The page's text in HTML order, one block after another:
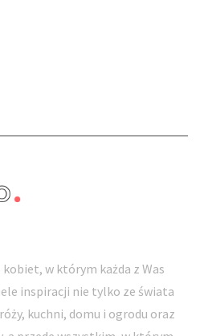
w którym każda z Was
inspiracji nie tylko ze świata
kuchni, domu i ogrodu oraz